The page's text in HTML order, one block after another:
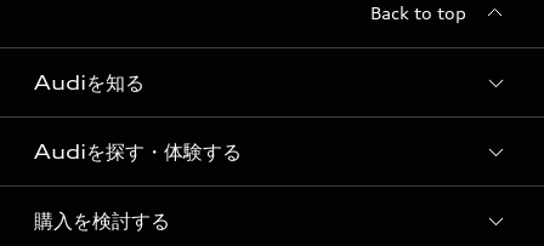
Back to top
Audiを知る
Audi ブランド
Story of Progress
Audiを探す・体験する
ディーラー検索
購入を検討する